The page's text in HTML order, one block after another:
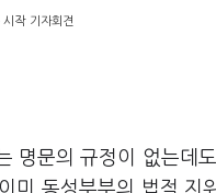
작 기자회견
명문의 규정이 없는데
미 동성부부의 법적 지